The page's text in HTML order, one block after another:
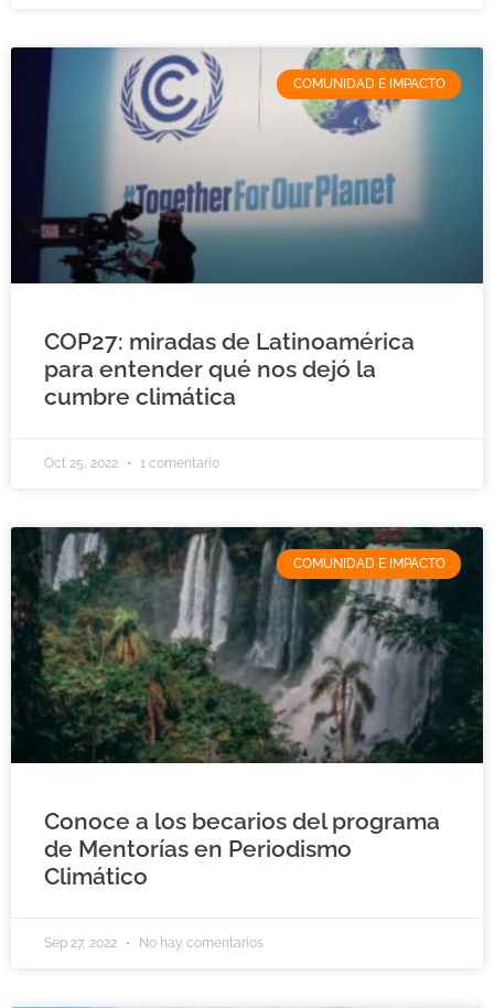
COMUNIDAD E IMPACTO
COP27: miradas de Latinoamérica
para entender qué nos dejó la
cumbre climática
Oct 25, 2022 1 comentario
COMUNIDAD E IMPACTO
Conoce a los becarios del programa
de Mentorías en Periodismo
Climático
Sep 27, 2022 No hay comentarios